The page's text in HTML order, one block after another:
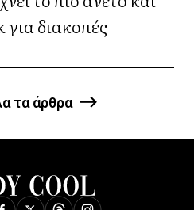
διακοπές
τα άρθρα